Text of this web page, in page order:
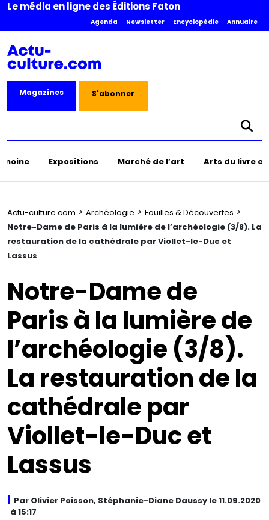
Le média en ligne des Éditions Faton
Agenda Newsletter Encyclopédie Annuaire
Magazines S'abonner
Expositions Marché de l’art Arts du livre
Actu-culture.com > Archéologie > Fouilles & Découvertes >
Notre-Dame de Paris à la lumière de l’archéologie (3/8). La
restauration de la cathédrale par Viollet-le-Duc et
Lassus
Notre-Dame de
Paris à la lumière de
l’archéologie (3/8).
La restauration de la
cathédrale par
Viollet-le-Duc et
Lassus
Par Olivier Poisson, Stéphanie-Diane Daussy le 11.09.2020
à 15:17